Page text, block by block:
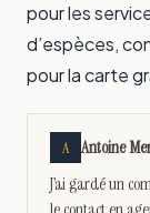
pour les
d’espèces,
pour la carte
A Antoine
J’ai gardé un